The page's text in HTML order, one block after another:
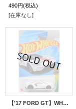
490円(税込)
[在庫なし]
【'17 FORD GT】WHITE/PR5